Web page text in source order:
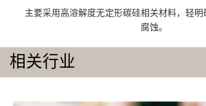
主要采用高溶解度无定形碳硅相关材料，轻
腐蚀。
相关行业